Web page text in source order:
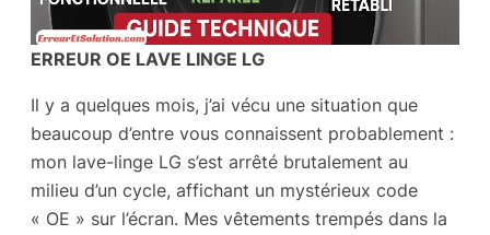
ERREUR OE LAVE LINGE LG
Il y a quelques mois, j’ai vécu une situation que
beaucoup d’entre vous connaissent probablement :
mon lave-linge LG s’est arrêté brutalement au
milieu d’un cycle, affichant un mystérieux code
« OE » sur l’écran. Mes vêtements trempés dans la